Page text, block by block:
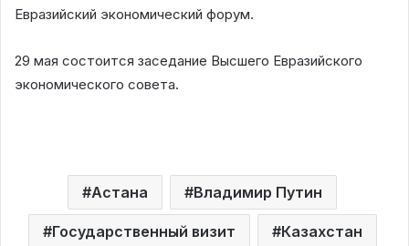
Евразийский экономический форум.
29 мая состоится заседание Высшего Евразийского
экономического совета.
Астана Владимир Путин
Государственный визит Казахстан